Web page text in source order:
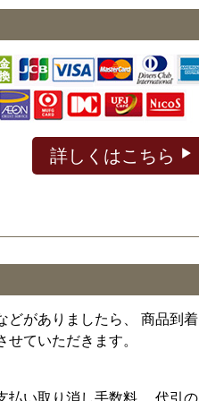
詳しくはこちら
どがありましたら、 商品到着
ていただきます。
払い取り消し手数料、 代引の